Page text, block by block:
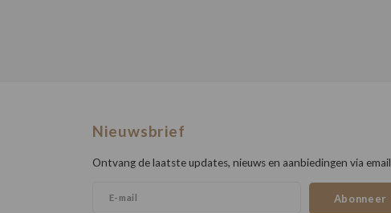
Nieuwsbrief
Ontvang de laatste updates, nieuws en aanbiedingen via email
Abonneer